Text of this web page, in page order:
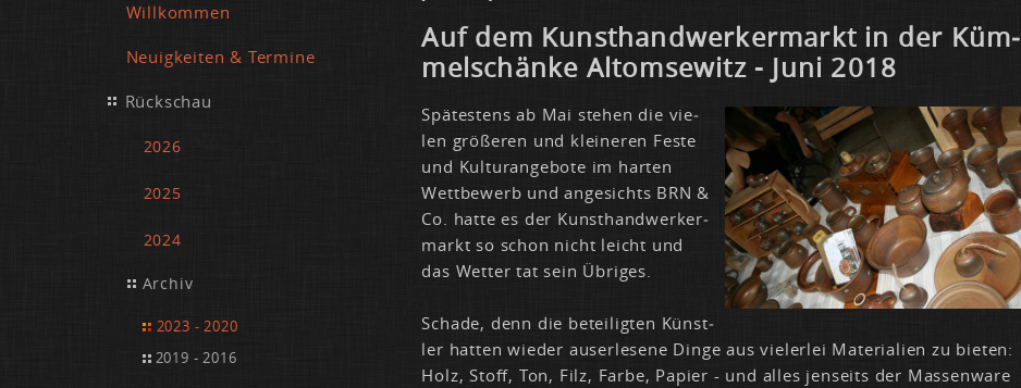
Willkommen
Neuigkeiten & Termine
Rückschau
2026
2025
2024
Archiv
2023 - 2020
2019 - 2016
Auf dem Kunst­hand­wer­ker­markt in der Küm­
mel­schän­ke Al­tom­se­witz - Ju­ni 2018
Spä­tes­tens ab Mai ste­hen die vie­
len grö­ße­ren und klei­ne­ren Fes­te
und Kul­tur­ange­bo­te im har­ten
Wett­be­werb und an­ge­sichts BRN &
Co. hat­te es der Kunst­hand­wer­ker­
markt so schon nicht leicht und
das Wet­ter tat sein Üb­ri­ges.
Scha­de, denn die be­tei­lig­ten Künst­
ler hat­ten wie­der aus­er­le­se­ne Din­ge aus vie­ler­lei Ma­te­ria­li­en zu bie­ten:
Holz, Stoff, Ton, Filz, Far­be, Pa­pier - und al­les jen­seits der Mas­sen­wa­re